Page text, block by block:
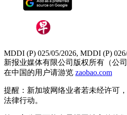
MDDI (P) 025/05/2026, MDDI (P)
新报业媒体有限公司版权所有（公司
在中国的用户请游览 zaobao.com
提醒：新加坡网络业者若未经许可
法律行动。